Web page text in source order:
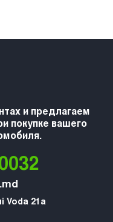
и предлагаем
покупке вашего
Voda 21a